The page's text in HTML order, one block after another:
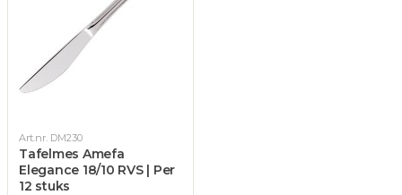
Art.nr. DM230
Tafelmes Amefa
Elegance 18/10 RVS | Per
12 stuks